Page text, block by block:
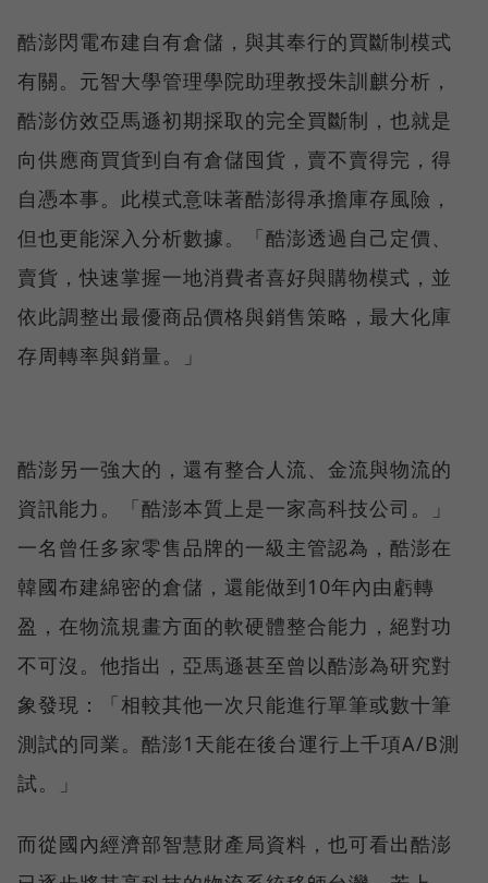
酷澎閃電布建自有倉儲，與其奉行的買斷制模式
有關。元智大學管理學院助理教授朱訓麒分析，
酷澎仿效亞馬遜初期採取的完全買斷制，也就是
向供應商買貨到自有倉儲囤貨，賣不賣得完，得
自憑本事。此模式意味著酷澎得承擔庫存風險，
但也更能深入分析數據。「酷澎透過自己定價、
賣貨，快速掌握一地消費者喜好與購物模式，並
依此調整出最優商品價格與銷售策略，最大化庫
存周轉率與銷量。」
酷澎另一強大的，還有整合人流、金流與物流的
資訊能力。「酷澎本質上是一家高科技公司。」
一名曾任多家零售品牌的一級主管認為，酷澎在
韓國布建綿密的倉儲，還能做到10年內由虧轉
盈，在物流規畫方面的軟硬體整合能力，絕對功
不可沒。他指出，亞馬遜甚至曾以酷澎為研究對
象發現：「相較其他一次只能進行單筆或數十筆
測試的同業。酷澎1天能在後台運行上千項A/B測
試。」
而從國內經濟部智慧財產局資料，也可看出酷澎